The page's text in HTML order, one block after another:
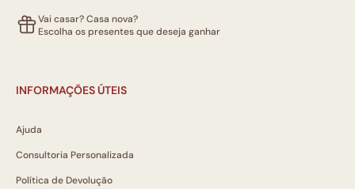
Vai casar? Casa nova?
Escolha os presentes que deseja ganhar
INFORMAÇÕES ÚTEIS
Ajuda
Consultoria Personalizada
Política de Devolução